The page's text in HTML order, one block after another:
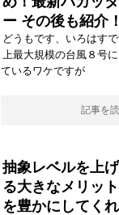
ー その後も紹介！
どうもです、いろはす
上最大規模の台風８号
ているワケですが
記事を
抽象レベルを上
る大きなメリッ
を豊かにしてく